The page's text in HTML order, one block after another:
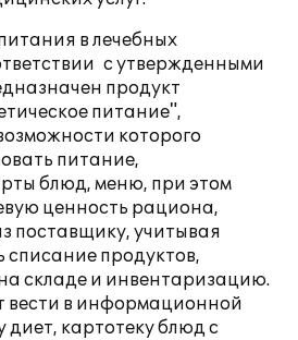
в лечебных
с утвержденными
продукт
питание",
которого
питание,
блюд, меню, при этом
ценность рациона,
поставщику, учитывая
списание продуктов,
складе и инвентаризацию.
вести в информационной
диет, картотеку блюд с